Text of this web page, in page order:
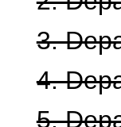
3.
4.
5.